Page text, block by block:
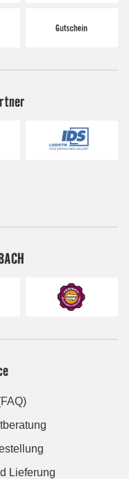
Lieferung